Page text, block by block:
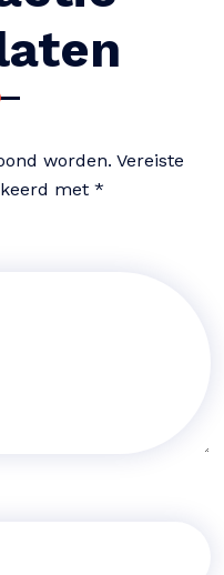
worden. Vereiste
met *